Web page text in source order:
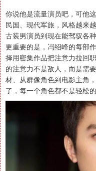
你说他是流量演员吧，可他
民国、现代军旅，风格越来
古装男演员到现在能驾驭各
更重要的是，冯绍峰的每部
择用密集作品把注意力拉回
的注意力不是敌人，而是需
材、从群像角色到电影主角
了，每一个角色都不是轻松